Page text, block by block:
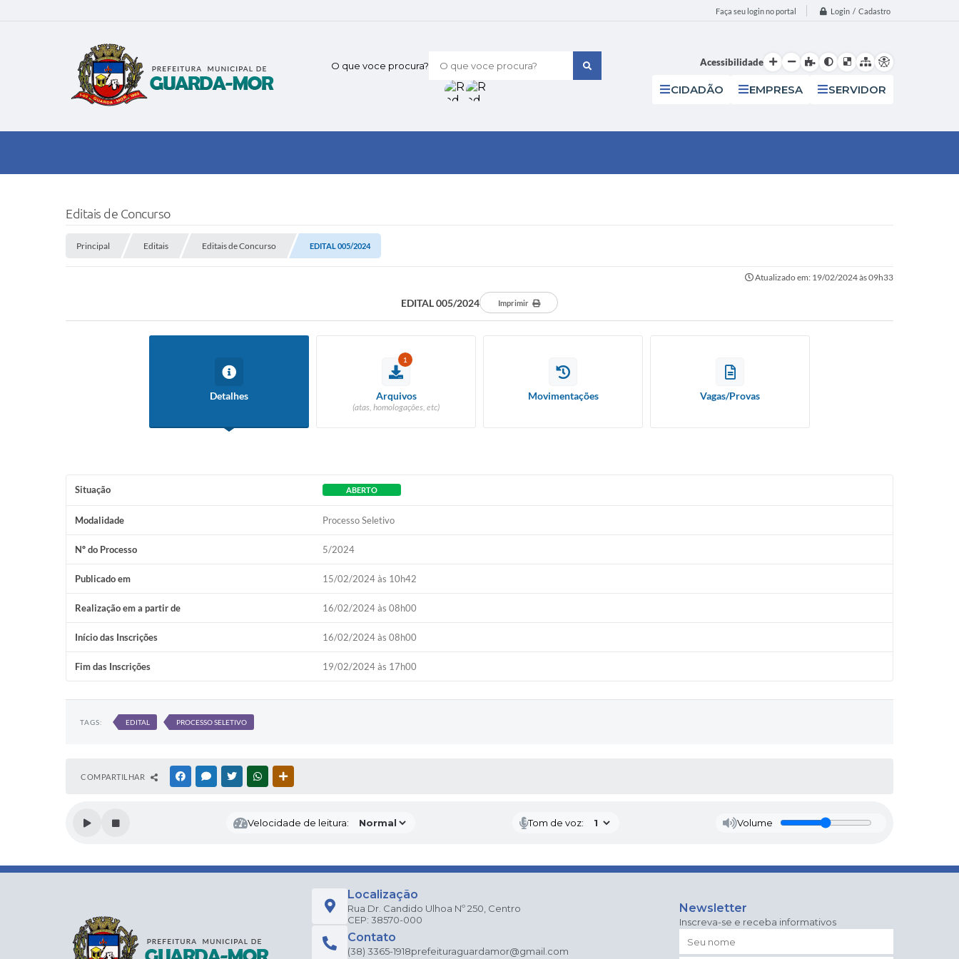
Faça seu login no portal Login / Cadastro
O que voce procura? Acessibilidade
CIDADÃO EMPRESA SERVIDOR
Editais de Concurso
Principal Editais Editais de Concurso EDITAL 005/2024
Atualizado em: 19/02/2024 às 09h33
EDITAL 005/2024 Imprimir
Detalhes
1
Arquivos
(atas, homologações, etc)
Movimentações Vagas/Provas
Situação ABERTO
Modalidade Processo Seletivo
Nº do Processo 5/2024
Publicado em 15/02/2024 às 10h42
Realização em a partir de 16/02/2024 às 08h00
Início das Inscrições 16/02/2024 às 08h00
Fim das Inscrições 19/02/2024 às 17h00
TAGS: EDITAL PROCESSO SELETIVO
COMPARTILHAR FACEBOOKMESSENGER
TWITTERWHATSAPP
Velocidade de leitura: Tom de voz: Volume
Localização
Rua Dr. Candido Ulhoa Nº 250, Centro
CEP: 38570-000
Contato
(38) 3365-1918prefeituraguardamor@gmail.com
Newsletter
Inscreva-se e receba informativos